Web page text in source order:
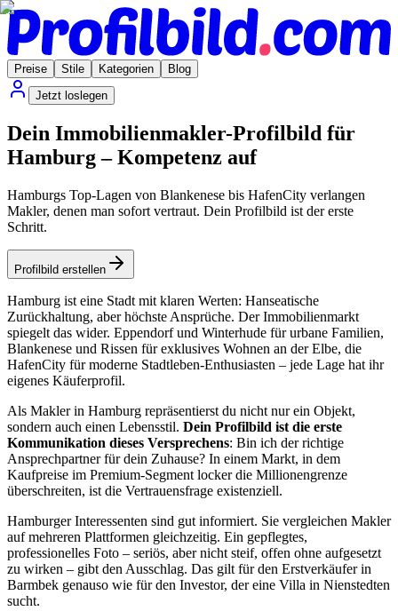
Preise Stile Kategorien
Blog
Jetzt loslegen
Dein Immobilienmakler-Profilbild für
Hamburg – Kompetenz auf
Hamburgs Top-Lagen von Blankenese bis HafenCity verlangen
Makler, denen man sofort vertraut. Dein Profilbild ist der erste
Schritt.
Profilbild erstellen
Hamburg ist eine Stadt mit klaren Werten: Hanseatische
Zurückhaltung, aber höchste Ansprüche. Der Immobilienmarkt
spiegelt das wider. Eppendorf und Winterhude für urbane Familien,
Blankenese und Rissen für exklusives Wohnen an der Elbe, die
HafenCity für moderne Stadtleben-Enthusiasten – jede Lage hat ihr
eigenes Käuferprofil.
Als Makler in Hamburg repräsentierst du nicht nur ein Objekt,
sondern auch einen Lebensstil. Dein Profilbild ist die erste
Kommunikation dieses Versprechens: Bin ich der richtige
Ansprechpartner für dein Zuhause? In einem Markt, in dem
Kaufpreise im Premium-Segment locker die Millionengrenze
überschreiten, ist die Vertrauensfrage existenziell.
Hamburger Interessenten sind gut informiert. Sie vergleichen Makler
auf mehreren Plattformen gleichzeitig. Ein gepflegtes,
professionelles Foto – seriös, aber nicht steif, offen ohne aufgesetzt
zu wirken – gibt den Ausschlag. Das gilt für den Erstverkäufer in
Barmbek genauso wie für den Investor, der eine Villa in Nienstedten
sucht.